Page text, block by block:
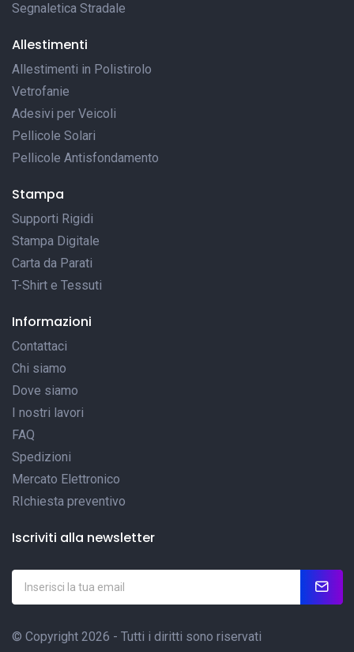
Segnaletica Stradale
Allestimenti
Allestimenti in Polistirolo
Vetrofanie
Adesivi per Veicoli
Pellicole Solari
Pellicole Antisfondamento
Stampa
Supporti Rigidi
Stampa Digitale
Carta da Parati
T-Shirt e Tessuti
Informazioni
Contattaci
Chi siamo
Dove siamo
I nostri lavori
FAQ
Spedizioni
Mercato Elettronico
RIchiesta preventivo
Iscriviti alla newsletter
© Copyright 2026 - Tutti i diritti sono riservati